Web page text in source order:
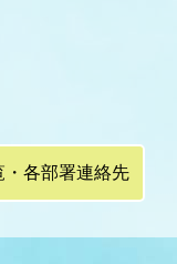
・各部署連絡先